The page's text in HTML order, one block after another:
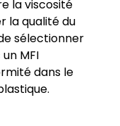
la viscosité
la qualité du
sélectionner
MFI
dans le